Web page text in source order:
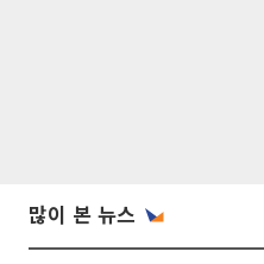
많이 본 뉴스